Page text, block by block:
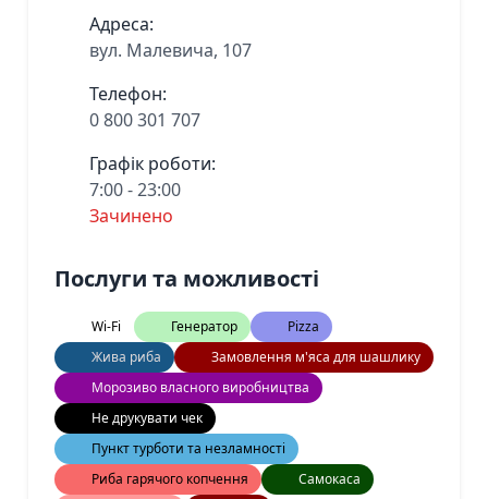
Адреса:
вул. Малевича, 107
Телефон:
0 800 301 707
Графік роботи:
7:00 - 23:00
Зачинено
Послуги та можливості
Wi-Fi Генератор
Pizza
Жива риба
Замовлення м'яса для шашлику
Морозиво власного виробництва
Не друкувати чек
Пункт турботи та незламності
Риба гарячого копчення
Самокаса